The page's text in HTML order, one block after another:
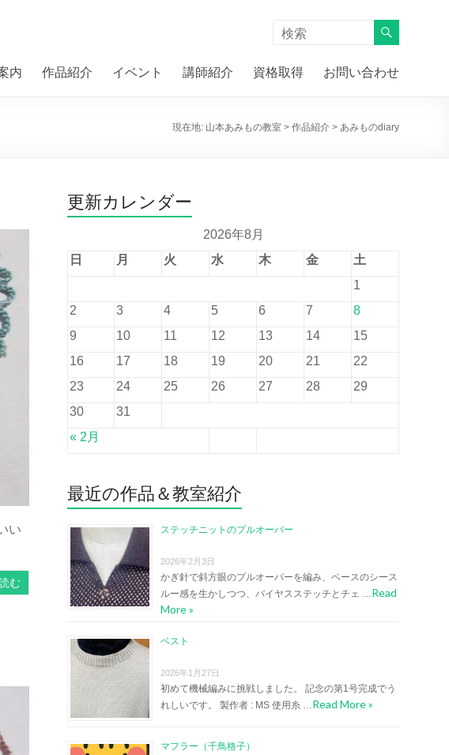
内 作品紹介 イベント 講師紹介 資格取得 お問い合わせ
現在地: 山本あみもの教室 > 作品紹介 > あみものdiary
い
む
更新カレンダー
2026年8月
日
月 火 水 木 金 土
« 2月
1
2
3 4 5 6 7
8
9
10 11 12 13 14
15
16
17 18 19 20 21
22
23
24 25 26 27 28
29
30
31
最近の作品＆教室紹介
ステッチニットのプルオーバー
2026年2月3日
かぎ針で斜方眼のプルオーバーを編み、ベースのシース
ルー感を生かしつつ、バイヤスステッチとチェ …Read
More »
ベスト
2026年1月27日
初めて機械編みに挑戦しました。 記念の第1号完成でう
れしいです。 製作者 : MS 使用糸 …Read More »
マフラー（千鳥格子）